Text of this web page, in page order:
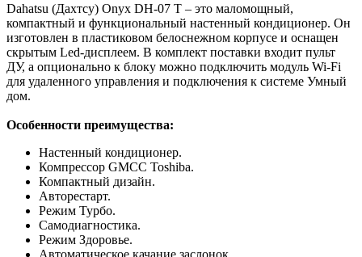
Dahatsu (Дахтсу) Onyx DH-07 T – это маломощный,
компактный и функциональный настенный кондиционер. Он
изготовлен в пластиковом белоснежном корпусе и оснащен
скрытым Led-дисплеем. В комплект поставки входит пульт
ДУ, а опционально к блоку можно подключить модуль Wi-Fi
для удаленного управления и подключения к системе Умный
дом.
Особенности преимущества:
Настенный кондиционер.
Компрессор GMCC Toshiba.
Компактный дизайн.
Авторестарт.
Режим Турбо.
Самодиагностика.
Режим Здоровье.
Автоматическое качание заслонок.